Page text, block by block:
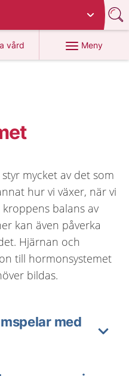
vård
1177.se
Meny
mycket av det som
hur vi växer, när vi
balans av
kan även påverka
Hjärnan och
till hormonsystemet
bildas.
med